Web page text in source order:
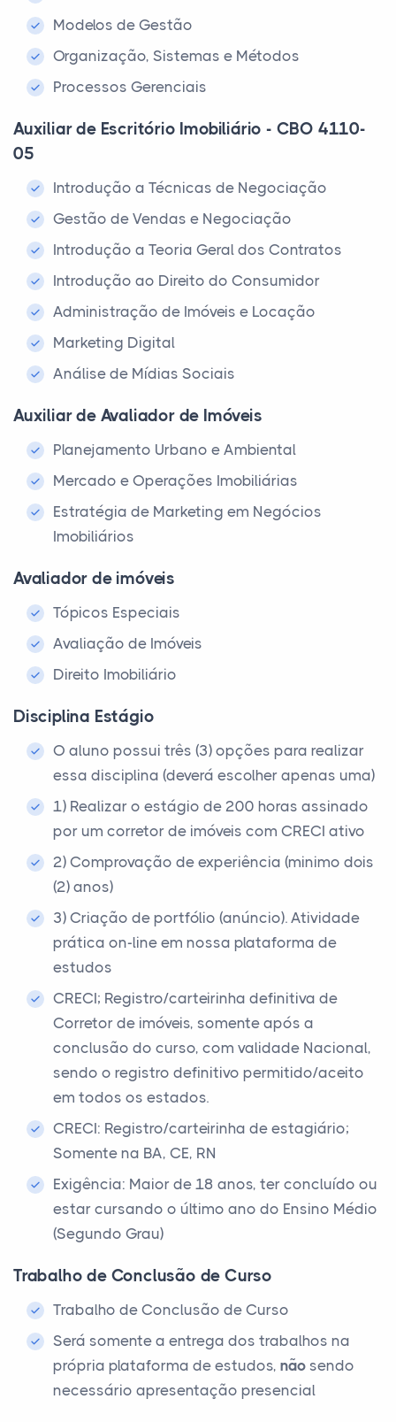
Modelos de Gestão
Organização, Sistemas e Métodos
Processos Gerenciais
Auxiliar de Escritório Imobiliário - CBO 4110-
05
Introdução a Técnicas de Negociação
Gestão de Vendas e Negociação
Introdução a Teoria Geral dos Contratos
Introdução ao Direito do Consumidor
Administração de Imóveis e Locação
Marketing Digital
Análise de Mídias Sociais
Auxiliar de Avaliador de Imóveis
Planejamento Urbano e Ambiental
Mercado e Operações Imobiliárias
Estratégia de Marketing em Negócios
Imobiliários
Avaliador de imóveis
Tópicos Especiais
Avaliação de Imóveis
Direito Imobiliário
Disciplina Estágio
O aluno possui três (3) opções para realizar
essa disciplina (deverá escolher apenas uma)
1) Realizar o estágio de 200 horas assinado
por um corretor de imóveis com CRECI ativo
2) Comprovação de experiência (minimo dois
(2) anos)
3) Criação de portfólio (anúncio). Atividade
prática on-line em nossa plataforma de
estudos
CRECI; Registro/carteirinha definitiva de
Corretor de imóveis, somente após a
conclusão do curso, com validade Nacional,
sendo o registro definitivo permitido/aceito
em todos os estados.
CRECI: Registro/carteirinha de estagiário;
Somente na BA, CE, RN
Exigência: Maior de 18 anos, ter concluído ou
estar cursando o último ano do Ensino Médio
(Segundo Grau)
Trabalho de Conclusão de Curso
Trabalho de Conclusão de Curso
Será somente a entrega dos trabalhos na
própria plataforma de estudos, não sendo
necessário apresentação presencial